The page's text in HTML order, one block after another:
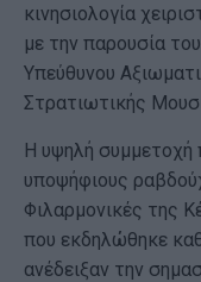
κινησιολογία
με την παρουσία
Υπεύθυνου
Στρατιωτικής
Η υψηλή συμμετοχή
υποψήφιους
Φιλαρμονικές της
που εκδηλώθηκε
ανέδειξαν την